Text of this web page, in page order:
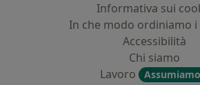
Informativa sui
In che modo ordiniamo
Accessibilità
Chi siamo
Lavoro